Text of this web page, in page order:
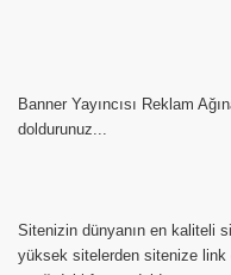
Banner Yayıncısı Reklam
doldurunuz...
Sitenizin dünyanın en kaliteli
yüksek sitelerden sitenize link